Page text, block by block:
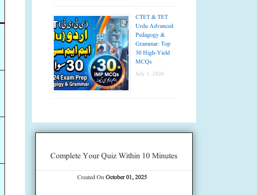
CTET & TET
Urdu Advanced
Pedagogy &
Grammar: Top
30 High-Yield
MCQs
July 1, 2026
Complete Your Quiz Within 10 Minutes
Created OnOctober 01, 2025